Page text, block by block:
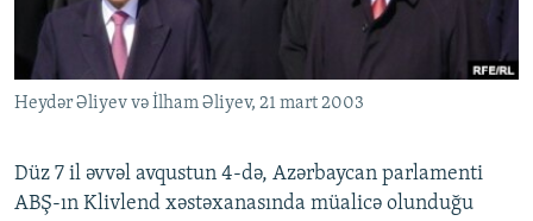
İNFOQRAFIKA
KARIKATURA
AZƏRBAYCAN ƏDƏBIYYATI KITABXANASI
İSLAM VƏ DEMOKRATIYA
İZ - MƏDƏNIYYƏT PROQRAMI
MISSIYAMIZ
PEŞƏ ETIKASI VƏ JURNALISTIKA STANDARTLARIMIZ
MATERIALLARIMIZDAN ISTIFADƏ
BIZIMLƏ ƏLAQƏ
Heydər Əliyev və İlham Əliyev, 21 mart 2003
Düz 7 il əvvəl avqustun 4-də, Azərbaycan parlamenti
ABŞ-ın Klivlend xəstəxanasında müalicə olunduğu